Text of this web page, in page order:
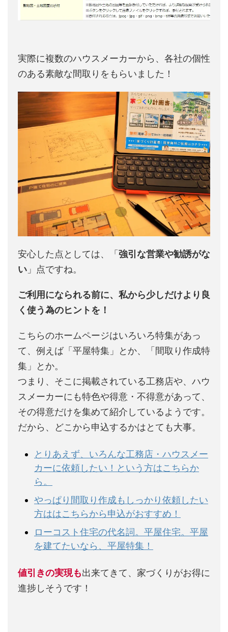
実際に複数のハウスメーカーから、各社の個性
のある素敵な間取りをもらいました！
安心した点としては、「強引な営業や勧誘がな
い 」点ですね。
ご利用になられる前に、私から少しだけより良
く使う為のヒントを！
こちらのホームページはいろいろ特集があっ
て、例えば「平屋特集」とか、「間取り作成特
集」とか。
つまり、そこに掲載されている工務店や、ハウ
スメーカーにも特色や得意・不得意があって、
その得意だけを集めて紹介しているようです。
だから、どこから申込するかはとても大事。
とりあえず、いろんな工務店・ハウスメー
カーに依頼したい！という方はこちらか
ら。
やっぱり間取り作成もしっかり依頼したい
方ははこちらから申込がおすすめ！
ローコスト住宅の代名詞。平屋住宅。平屋
を建てたいなら、平屋特集！
値引きの実現も出来てきて、家づくりがお得に
進捗しそうです！